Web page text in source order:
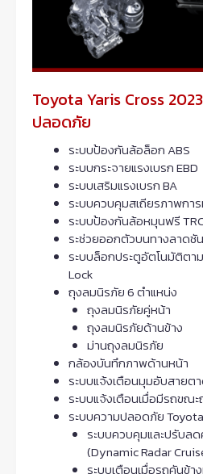
Toyota Yaris Cross
ปลอดภัย
ระบบป้องกันล้อล็อก ABS
ระบบกระจายแรงเบรก EBD
ระบบเสริมแรงเบรก BA
ระบบควบคุมสเถียรภาพกา
ระบบป้องกันล้อหมุนฟรี
ระช่วยออกตัวบนทางลาดชั
ระบบล็อกประตูอัตโนมัติตา
Lock
ถุงลมนิรภัย 6 ตำแหน่ง
ถุงลมนิรภัยคู่หน้า
ถุงลมนิรภัยด้านข้าง
ม่านถุงลมนิรภัย
กล้องบันทึกภาพด้านหน้า
ระบบแจ้งเตือนมุมอับสายตา
ระบบแจ้งเตือนเมื่อมีรถขณ
ระบบความปลอดภัย
ระบบควบคุมและปรับลด
(Dynamic Radar
ระบบเตือนเมื่อรถคันข้า